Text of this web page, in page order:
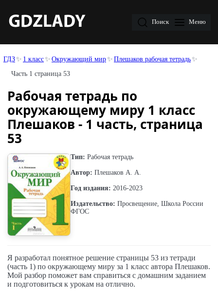
Поиск Меню
ГДЗ 1 класс Окружающий мир
Плешаков рабочая тетрадь
Часть 1 страница 53
Рабочая тетрадь по
окружающему миру 1 класс
Плешаков - 1 часть, страница
53
Тип: Рабочая тетрадь
Автор: Плешаков А. А.
Год издания: 2016-2023
Издательство: Просвещение, Школа России
ФГОС
Я разработал понятное решение страницы 53 из тетради
(часть 1) по окружающему миру за 1 класс автора Плешаков.
Мой разбор поможет вам справиться с домашним заданием
и подготовиться к урокам на отлично.